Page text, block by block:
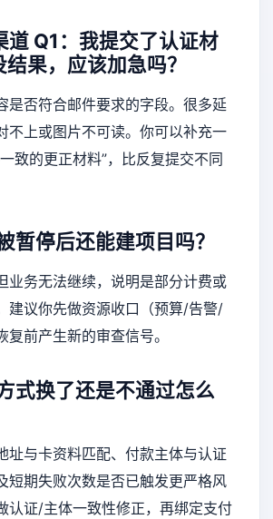
道 Q1：我提交了认证材
果，应该加急吗？
是否符合邮件要求的字段。很多延
不上或图片不可读。你可以补充一
致的更正材料”，比反复提交不同
暂停后还能建项目吗？
业务无法继续，说明是部分计费或
建议你先做资源收口（预算/告警/
复前产生新的审查信号。
式换了还是不通过怎么
址与卡资料匹配、付款主体与认证
短期失败次数是否已触发更严格风
认证/主体一致性修正，再绑定支付